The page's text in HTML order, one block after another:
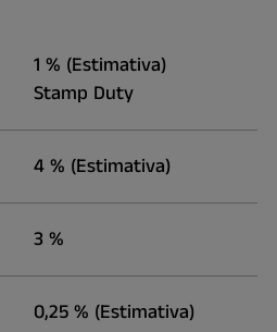
1 % (Estimativa)
Stamp Duty
4 % (Estimativa)
3 %
0,25 % (Estimativa)